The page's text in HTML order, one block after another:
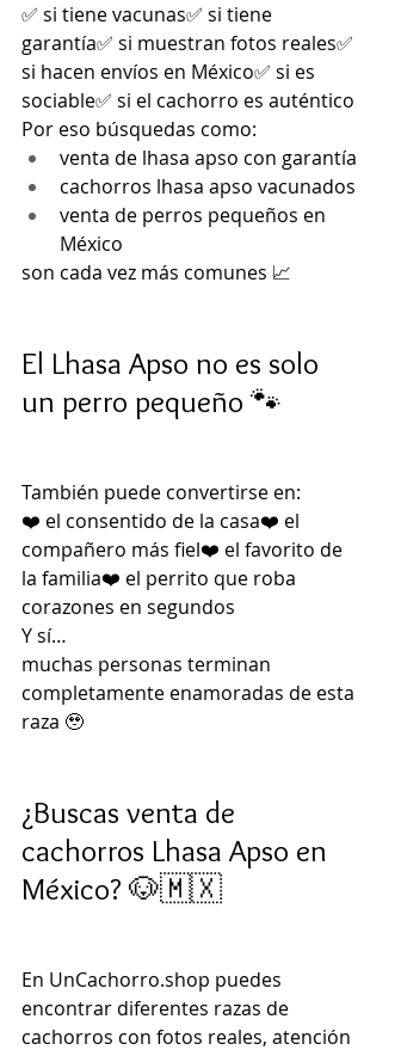
✅ si tiene vacunas✅ si tiene
garantía✅ si muestran fotos reales✅
si hacen envíos en México✅ si es
sociable✅ si el cachorro es auténtico
Por eso búsquedas como:
venta de lhasa apso con garantía
cachorros lhasa apso vacunados
venta de perros pequeños en
México
son cada vez más comunes 📈
El Lhasa Apso no es solo
un perro pequeño 🐾
También puede convertirse en:
❤️ el consentido de la casa❤️ el
compañero más fiel❤️ el favorito de
la familia❤️ el perrito que roba
corazones en segundos
Y sí…
muchas personas terminan
completamente enamoradas de esta
raza 🥹
¿Buscas venta de
cachorros Lhasa Apso en
México? 🐶🇲🇽
En UnCachorro.shop puedes
encontrar diferentes razas de
cachorros con fotos reales, atención